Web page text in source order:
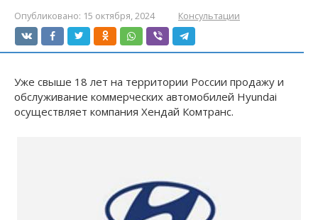
Опубликовано: 15 октября, 2024 Консультации
Уже свыше 18 лет на территории России продажу и
обслуживание коммерческих автомобилей Hyundai
осуществляет компания Хендай Комтранс.